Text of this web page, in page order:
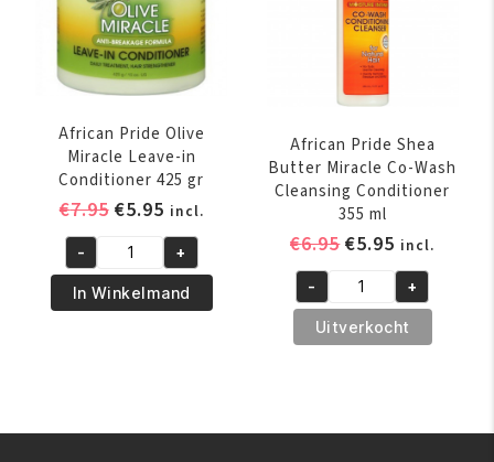
aantal
African Pride Olive
Miracle Leave-in
Conditioner 425 gr
€7.95 Oorspronkelijke
was:
€7.95.
€5.95Huidige
prijs
is:
€5.95.
incl.
African
Pride
Olive
- +
In Winkelmand
African Pride Shea
Butter Miracle Co-Wash
Cleansing Conditioner
355 ml
€6.95
was:
€6.95.
€5.95 Huidige
prijs
is:
€5.95.
incl.
African
Pride
Shea
Co-
- +
Uitverkocht